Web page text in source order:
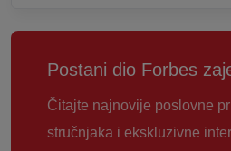
Postani dio Forbes
Čitajte najnovije poslovne
stručnjaka i ekskluzivne